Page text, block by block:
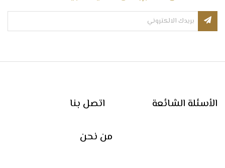
اتصل بنا الأسئلة الشائعة
من نحن